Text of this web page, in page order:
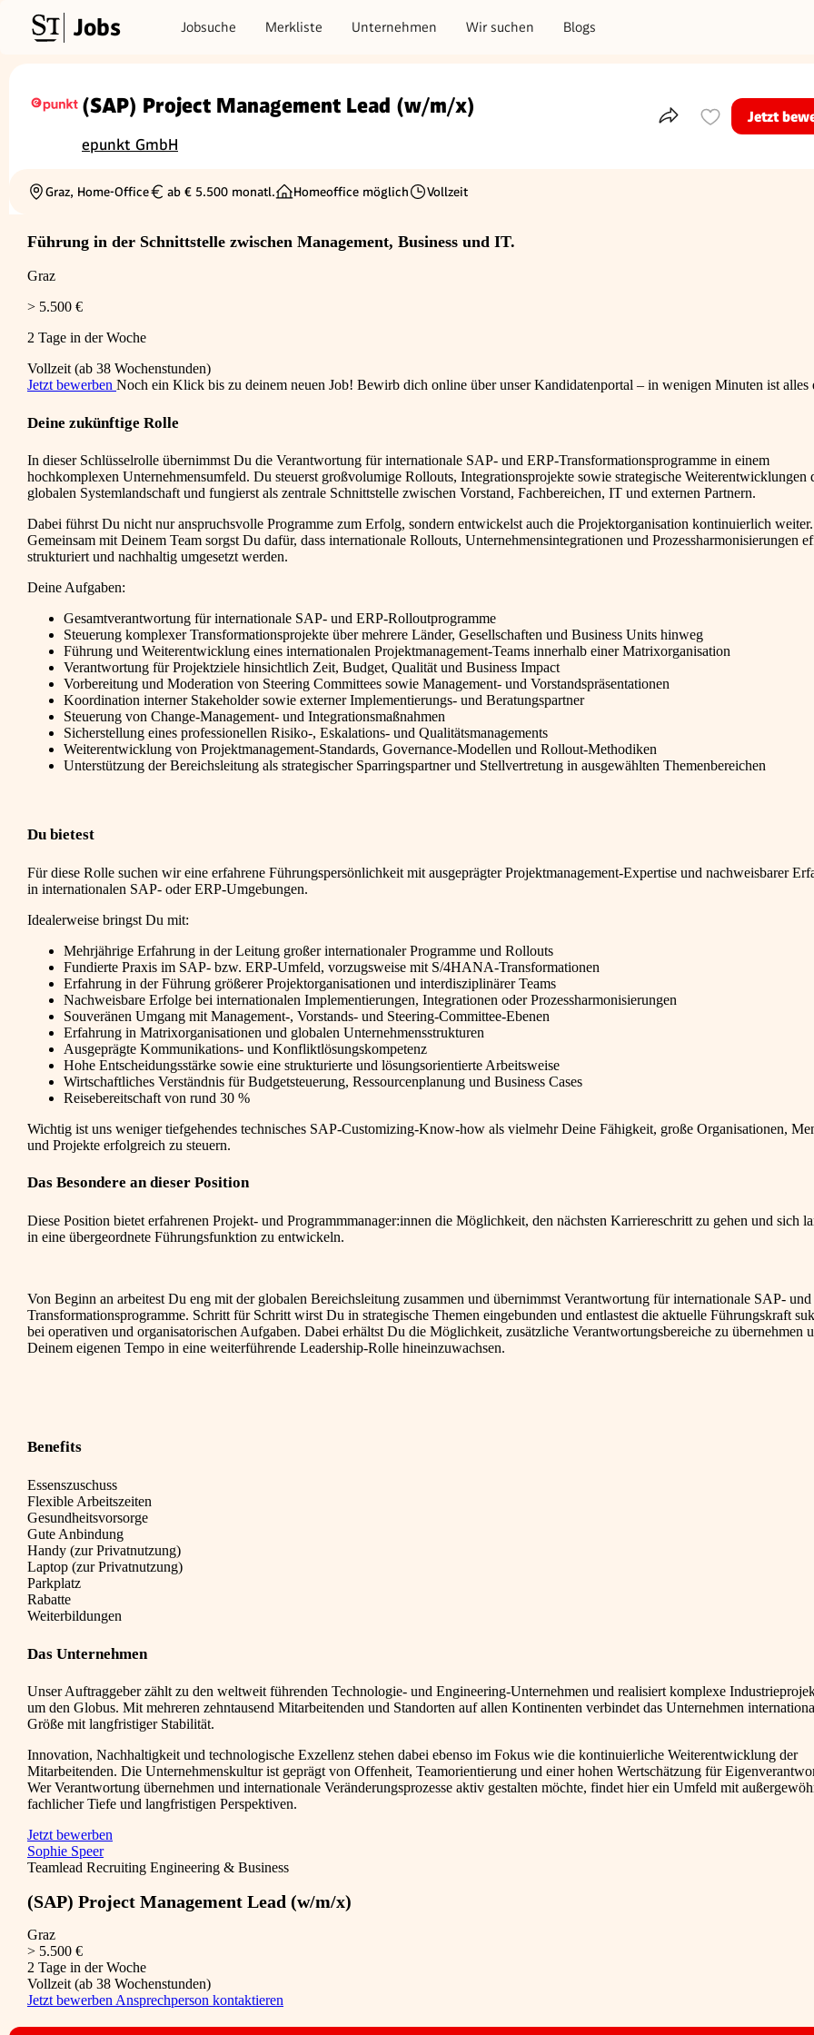
Jobs Jobsuche Merkliste Unternehmen Wir suchen Blogs
(SAP) Project Management Lead (w/m/x)
epunkt GmbH
Teile dieses Inserat
Jetzt
Ortschaft
Graz, Home-Office
Gehalt
ab € 5.500 monatl. Homeoffice möglich
Beschäftigungsart
Vollzeit
Führung in der Schnittstelle zwischen Management, Business und IT.
Graz
> 5.500 €
2 Tage in der Woche
Vollzeit (ab 38 Wochenstunden)
Jetzt bewerben Noch ein Klick bis zu deinem neuen Job! Bewirb dich online über unser Kandidatenportal – in wenigen Minuten ist alles
Deine zukünftige Rolle
In dieser Schlüsselrolle übernimmst Du die Verantwortung für internationale SAP- und ERP-Transformationsprogramme in einem
hochkomplexen Unternehmensumfeld. Du steuerst großvolumige Rollouts, Integrationsprojekte sowie strategische Weiterentwicklungen
globalen Systemlandschaft und fungierst als zentrale Schnittstelle zwischen Vorstand, Fachbereichen, IT und externen Partnern.
Dabei führst Du nicht nur anspruchsvolle Programme zum Erfolg, sondern entwickelst auch die Projektorganisation kontinuierlich weiter.
Gemeinsam mit Deinem Team sorgst Du dafür, dass internationale Rollouts, Unternehmensintegrationen und Prozessharmonisierungen
strukturiert und nachhaltig umgesetzt werden.
Deine Aufgaben:
Gesamtverantwortung für internationale SAP- und ERP-Rolloutprogramme
Steuerung komplexer Transformationsprojekte über mehrere Länder, Gesellschaften und Business Units hinweg
Führung und Weiterentwicklung eines internationalen Projektmanagement-Teams innerhalb einer Matrixorganisation
Verantwortung für Projektziele hinsichtlich Zeit, Budget, Qualität und Business Impact
Vorbereitung und Moderation von Steering Committees sowie Management- und Vorstandspräsentationen
Koordination interner Stakeholder sowie externer Implementierungs- und Beratungspartner
Steuerung von Change-Management- und Integrationsmaßnahmen
Sicherstellung eines professionellen Risiko-, Eskalations- und Qualitätsmanagements
Weiterentwicklung von Projektmanagement-Standards, Governance-Modellen und Rollout-Methodiken
Unterstützung der Bereichsleitung als strategischer Sparringspartner und Stellvertretung in ausgewählten Themenbereichen
Du bietest
Für diese Rolle suchen wir eine erfahrene Führungspersönlichkeit mit ausgeprägter Projektmanagement-Expertise und nachweisbarer
in internationalen SAP- oder ERP-Umgebungen.
Idealerweise bringst Du mit:
Mehrjährige Erfahrung in der Leitung großer internationaler Programme und Rollouts
Fundierte Praxis im SAP- bzw. ERP-Umfeld, vorzugsweise mit S/4HANA-Transformationen
Erfahrung in der Führung größerer Projektorganisationen und interdisziplinärer Teams
Nachweisbare Erfolge bei internationalen Implementierungen, Integrationen oder Prozessharmonisierungen
Souveränen Umgang mit Management-, Vorstands- und Steering-Committee-Ebenen
Erfahrung in Matrixorganisationen und globalen Unternehmensstrukturen
Ausgeprägte Kommunikations- und Konfliktlösungskompetenz
Hohe Entscheidungsstärke sowie eine strukturierte und lösungsorientierte Arbeitsweise
Wirtschaftliches Verständnis für Budgetsteuerung, Ressourcenplanung und Business Cases
Reisebereitschaft von rund 30 %
Wichtig ist uns weniger tiefgehendes technisches SAP-Customizing-Know-how als vielmehr Deine Fähigkeit, große Organisationen,
und Projekte erfolgreich zu steuern.
Das Besondere an dieser Position
Diese Position bietet erfahrenen Projekt- und Programmmanager:innen die Möglichkeit, den nächsten Karriereschritt zu gehen und sich
in eine übergeordnete Führungsfunktion zu entwickeln.
Von Beginn an arbeitest Du eng mit der globalen Bereichsleitung zusammen und übernimmst Verantwortung für internationale SAP-
Transformationsprogramme. Schritt für Schritt wirst Du in strategische Themen eingebunden und entlastest die aktuelle Führungskraft
bei operativen und organisatorischen Aufgaben. Dabei erhältst Du die Möglichkeit, zusätzliche Verantwortungsbereiche zu übernehmen
Deinem eigenen Tempo in eine weiterführende Leadership-Rolle hineinzuwachsen.
Benefits
Essenszuschuss
Flexible Arbeitszeiten
Gesundheitsvorsorge
Gute Anbindung
Handy (zur Privatnutzung)
Laptop (zur Privatnutzung)
Parkplatz
Rabatte
Weiterbildungen
Das Unternehmen
Unser Auftraggeber zählt zu den weltweit führenden Technologie- und Engineering-Unternehmen und realisiert komplexe
um den Globus. Mit mehreren zehntausend Mitarbeitenden und Standorten auf allen Kontinenten verbindet das Unternehmen
Größe mit langfristiger Stabilität.
Innovation, Nachhaltigkeit und technologische Exzellenz stehen dabei ebenso im Fokus wie die kontinuierliche Weiterentwicklung der
Mitarbeitenden. Die Unternehmenskultur ist geprägt von Offenheit, Teamorientierung und einer hohen Wertschätzung für
Wer Verantwortung übernehmen und internationale Veränderungsprozesse aktiv gestalten möchte, findet hier ein Umfeld mit
fachlicher Tiefe und langfristigen Perspektiven.
Jetzt bewerben
Sophie Speer
Teamlead Recruiting Engineering & Business
(SAP) Project Management Lead (w/m/x)
Graz
> 5.500 €
2 Tage in der Woche
Vollzeit (ab 38 Wochenstunden)
Jetzt bewerbenAnsprechperson kontaktieren